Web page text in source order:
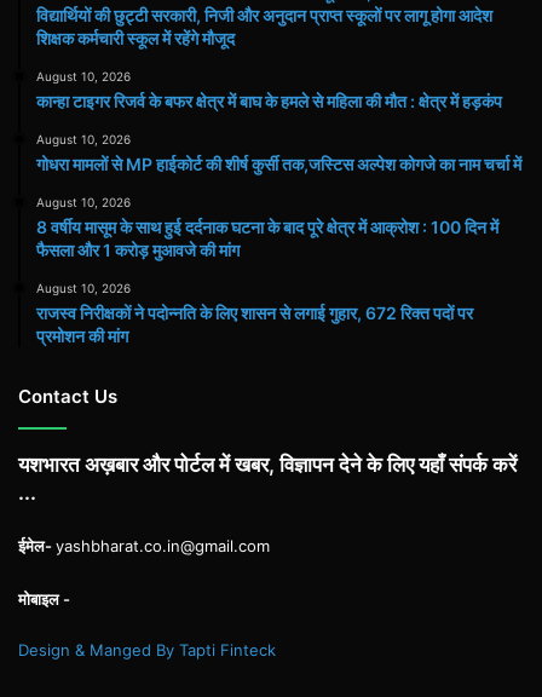
विद्यार्थियों की छुट्टी सरकारी, निजी और अनुदान प्राप्त स्कूलों पर लागू होगा आदेश
शिक्षक कर्मचारी स्कूल में रहेंगे मौजूद
August 10, 2026
कान्हा टाइगर रिजर्व के बफर क्षेत्र में बाघ के हमले से महिला की मौत : क्षेत्र में हड़कंप
August 10, 2026
गोधरा मामलों से MP हाईकोर्ट की शीर्ष कुर्सी तक,जस्टिस अल्पेश कोगजे का नाम चर्चा में
August 10, 2026
8 वर्षीय मासूम के साथ हुई दर्दनाक घटना के बाद पूरे क्षेत्र में आक्रोश : 100 दिन में
फैसला और 1 करोड़ मुआवजे की मांग
August 10, 2026
राजस्व निरीक्षकों ने पदोन्नति के लिए शासन से लगाई गुहार, 672 रिक्त पदों पर
प्रमोशन की मांग
Contact Us
यशभारत अख़बार और पोर्टल में खबर, विज्ञापन देने के लिए यहाँ संपर्क करें
...
ईमेल-yashbharat.co.in@gmail.com
मोबाइल -
Design & Manged By Tapti Finteck